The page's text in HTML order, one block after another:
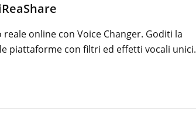
online con Voice Changer. Goditi la
piattaforme con filtri ed effetti vocali unici.